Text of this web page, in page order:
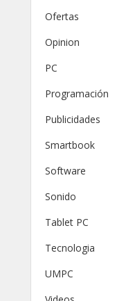
Ofertas
Opinion
PC
Programación
Publicidades
Smartbook
Software
Sonido
Tablet PC
Tecnologia
UMPC